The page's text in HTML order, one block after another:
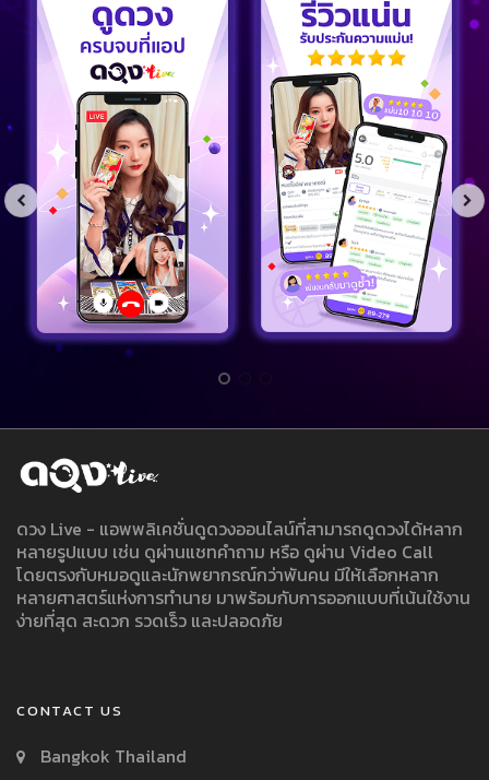
ดวง Live - แอพพลิเคชั่นดูดวงออนไลน์ที่สามารถดูดวงได้หลาก
หลายรูปแบบ เช่น ดูผ่านแชทคำถาม หรือ ดูผ่าน Video Call
โดยตรงกับหมอดูและนักพยากรณ์กว่าพันคน มีให้เลือกหลาก
หลายศาสตร์แห่งการทำนาย มาพร้อมกับการออกแบบที่เน้นใช้งาน
ง่ายที่สุด สะดวก รวดเร็ว และปลอดภัย
CONTACT US
Bangkok Thailand